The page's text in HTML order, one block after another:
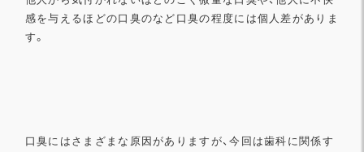
感を与えるほどの口臭のなど口臭の程度には個人差があ りま
す。
口臭にはさまざまな原因がありますが、今回は歯科に関係す